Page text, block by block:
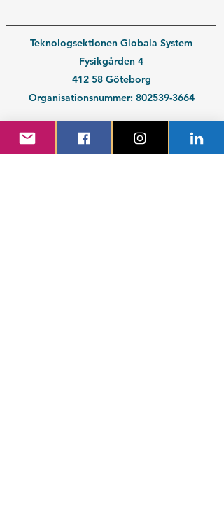
Teknologsektionen Globala System
Fysikgården 4
412 58 Göteborg
Organisationsnummer: 802539-3664
En del avChalmers Studentkår
Kontakt medlem